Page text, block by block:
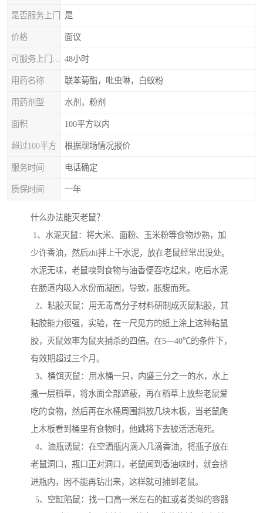
是否服务上门 是
价格 面议
48小时
用药名称 联苯菊酯，吡虫啉，白蚁粉
用药剂型 水剂，粉剂
面积 100平方以内
超过100平方 根据现场情况报价
服务时间 电话确定
质保时间 一年
什么办法能灭老鼠？
1、水泥灭鼠：将大米、面粉、玉米粉等食物炒熟，加
少许香油，然后zhi拌上干水泥，放在老鼠经常出没处。
水泥无味，老鼠嗅到食物与油香便吞吃起来，吃后水泥
在肠道内吸入水份而凝固，导致，胀腹而死。
2、粘胶灭鼠：用无毒高分子材料研制成灭鼠粘胶，其
粘胶能力很强，实验，在一尺见方的纸上涂上这种粘鼠
胶，灭鼠效率为鼠夹捕杀的四倍。在5—40℃的条件下，
有效期超过三个月。
3、桶饵灭鼠：用水桶一只，内盛三分之一的水，水上
撒一层稻草，将水面全部遮蔽，再在稻草上放些老鼠爱
吃的食物，然后再在水桶周围斜放几块木板，当老鼠爬
上木板看到桶里有食物时，他跳将下去被活活淹死。
4、油瓶诱鼠：在空酒瓶内滴入几滴香油，将瓶子放在
老鼠洞口，瓶口正对洞口，老鼠闻到香油味时，就会挤
进瓶内，因不能再钻出来，这样就可捕到老鼠。
5、空缸陷鼠：找一口高一米左右的缸或者类似的容器